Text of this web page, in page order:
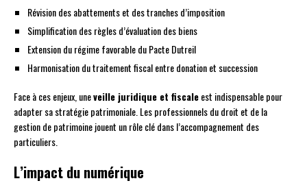
Révision des abattements et des tranches d’imposition
Simplification des règles d’évaluation des biens
Extension du régime favorable du Pacte Dutreil
Harmonisation du traitement fiscal entre donation et succession
Face à ces enjeux, uneveille juridique et fiscaleest indispensable pour
adapter sa stratégie patrimoniale. Les professionnels du droit et de la
gestion de patrimoine jouent un rôle clé dans l’accompagnement des
particuliers.
L’impact du numérique